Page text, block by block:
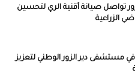
تواصل صيانة أقنية الري لتحسين
الزراعية
مستشفى دير الزور الوطني لتعزيز